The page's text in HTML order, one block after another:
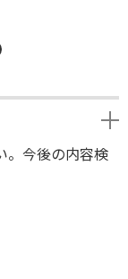
。今後の内容検